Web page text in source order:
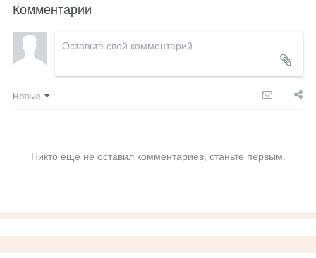
Комментарии
Новые
Никто ещё не оставил комментариев, станьте первым.